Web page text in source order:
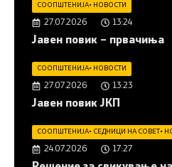
СООПШТЕНИЈА• НОВОСТИ
27.07.2026 13:24
Јавен повик – првачиња
СООПШТЕНИЈА• НОВОСТИ
27.07.2026 13:23
Јавен повик ЈКП
СООПШТЕНИЈА• СЕДНИЦИ НА СОВЕТ•
24.07.2026 17:27